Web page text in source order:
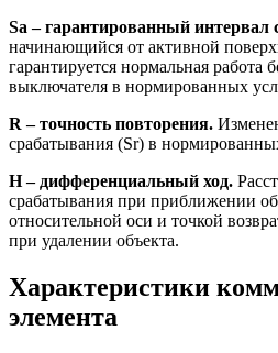
Sa – гарантированный интервал
начинающийся от активной
гарантируется нормальная работа
выключателя в нормированных
R – точность повторения.
срабатывания (Sr) в
H – дифференциальный ход.
срабатывания при приближении
относительной оси и точкой
при удалении объекта.
Характеристики
элемента